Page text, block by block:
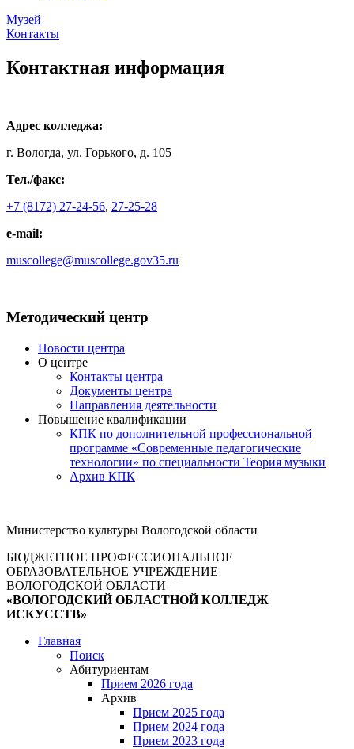
Музей
Контакты
Контактная информация
Адрес колледжа:
г. Вологда, ул. Горького, д. 105
Тел./факс:
+7 (8172) 27-24-56, 27-25-28
e-mail:
muscollege@muscollege.gov35.ru
Методический центр
Новости центра
О центре
Контакты центра
Документы центра
Направления деятельности
Повышение квалификации
КПК по дополнительной профессиональной
программе «Современные педагогические
технологии» по специальности Теория музыки
Архив КПК
Министерство культуры Вологодской области
БЮДЖЕТНОЕ ПРОФЕССИОНАЛЬНОЕ
ОБРАЗОВАТЕЛЬНОЕ УЧРЕЖДЕНИЕ
ВОЛОГОДСКОЙ ОБЛАСТИ
«ВОЛОГОДСКИЙ ОБЛАСТНОЙ КОЛЛЕДЖ
ИСКУССТВ»
Главная
Поиск
Абитуриентам
Прием 2026 года
Архив
Прием 2025 года
Прием 2024 года
Прием 2023 года